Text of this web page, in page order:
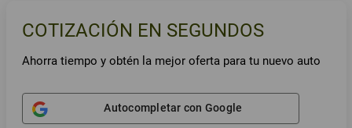
COTIZACIÓN EN SEGUNDOS
Ahorra tiempo y obtén la mejor oferta para tu nuevo auto
Autocompletar con Google